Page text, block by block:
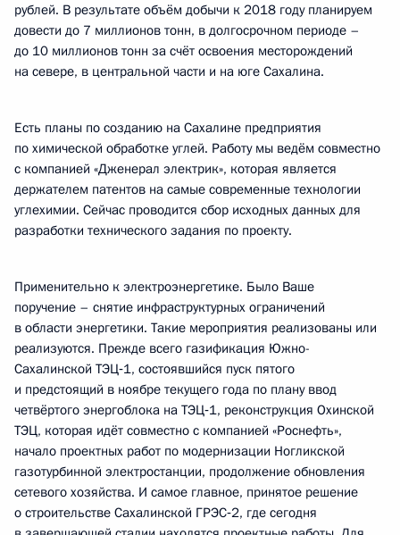
рублей. В результате объём добычи к 2018 году планируем
довести до 7 миллионов тонн, в долгосрочном периоде –
до 10 миллионов тонн за счёт освоения месторождений
на севере, в центральной части и на юге Сахалина.
Есть планы по созданию на Сахалине предприятия
по химической обработке углей. Работу мы ведём совместно
с компанией «Дженерал электрик», которая является
держателем патентов на самые современные технологии
углехимии. Сейчас проводится сбор исходных данных для
разработки технического задания по проекту.
Применительно к электроэнергетике. Было Ваше
поручение – снятие инфраструктурных ограничений
в области энергетики. Такие мероприятия реализованы или
реализуются. Прежде всего газификация Южно-
Сахалинской ТЭЦ‑1, состоявшийся пуск пятого
и предстоящий в ноябре текущего года по плану ввод
четвёртого энергоблока на ТЭЦ‑1, реконструкция Охинской
ТЭЦ, которая идёт совместно с компанией «Роснефть»,
начало проектных работ по модернизации Ногликской
газотурбинной электростанции, продолжение обновления
сетевого хозяйства. И самое главное, принятое решение
о строительстве Сахалинской ГРЭС‑2, где сегодня